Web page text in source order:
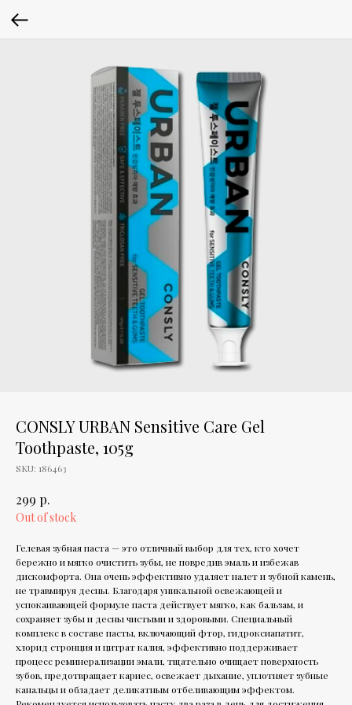
CONSLY URBAN Sensitive Care Gel
Toothpaste, 105g
SKU: 186463
299 р.
Out of stock
Гелевая зубная паста — это отличный выбор для тех, кто хочет
бережно и мягко очистить зубы, не повредив эмаль и избежав
дискомфорта. Она очень эффективно удаляет налет и зубной камень,
не травмируя десны. Благодаря уникальной освежающей и
успокаивающей формуле паста действует мягко, как бальзам, и
сохраняет зубы и десны чистыми и здоровыми. Специальный
комплекс в составе пасты, включающий фтор, гидроксиапатит,
хлорид стронция и цитрат калия, эффективно поддерживает
процесс реминерализации эмали, тщательно очищает поверхность
зубов, предотвращает кариес, освежает дыхание, уплотняет зубные
канальцы и обладает деликатным отбеливающим эффектом.